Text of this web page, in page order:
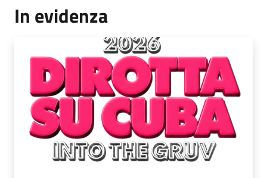
In evidenza